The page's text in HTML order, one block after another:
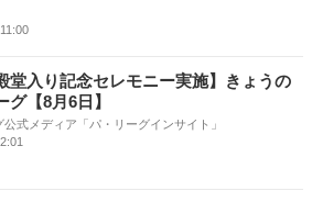
堂入り記念セレモニー実施】きょうの
グ【8月6日】
公式メディア「パ・リーグインサイト」